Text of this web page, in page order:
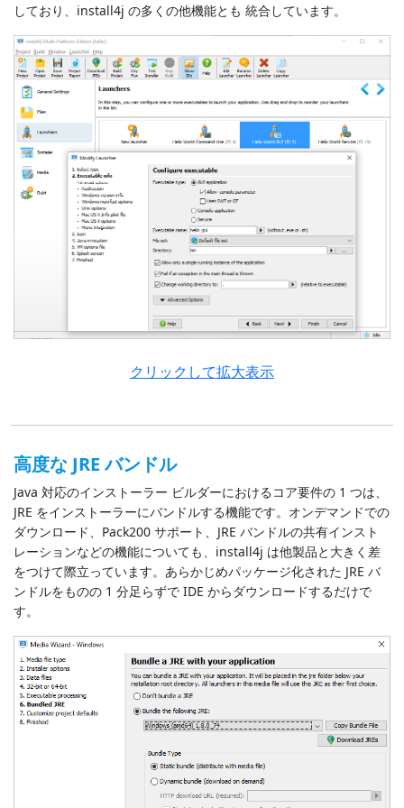
しており、install4j の多くの他機能とも 統合しています。
クリックして拡大表示
高度な JRE バンドル
Java 対応のインストーラー ビルダーにおけるコア要件の 1 つは、
JRE をインストーラーにバンドルする機能です。オンデマンドでの
ダウンロード、Pack200 サポート、JRE バンドルの共有インスト
レーションなどの機能についても、install4j は他製品と大きく差
をつけて際立っています。あらかじめパッケージ化された JRE バ
ンドルをものの 1 分足らずで IDE からダウンロードするだけで
す。